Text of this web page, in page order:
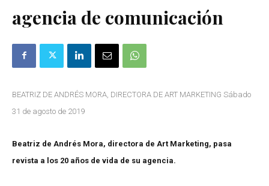
agencia de comunicación
BEATRIZ DE ANDRÉS MORA, DIRECTORA DE ART MARKETING Sábado
31 de agosto de 2019
Beatriz de Andrés Mora, directora de Art Marketing, pasa
revista a los 20 años de vida de su agencia.